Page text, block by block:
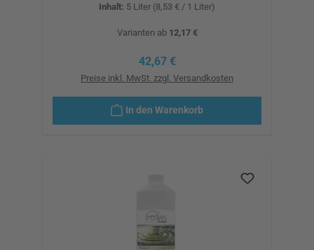
Inhalt: 5 Liter (8,53 € / 1 Liter)
Varianten ab12,17 €
Regulärer Preis:
42,67 €
Preise inkl. MwSt. zzgl. Versandkosten
In den Warenkorb